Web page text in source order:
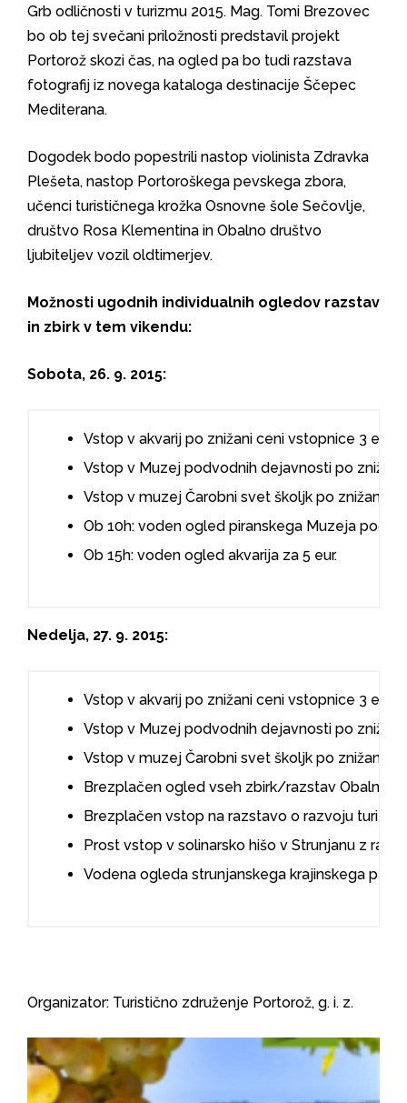
Grb odličnosti v turizmu 2015. Mag. Tomi Brezovec
bo ob tej svečani priložnosti predstavil projekt
Portorož skozi čas, na ogled pa bo tudi razstava
fotografij iz novega kataloga destinacije Ščepec
Mediterana.
Dogodek bodo popestrili nastop violinista Zdravka
Plešeta, nastop Portoroškega pevskega zbora,
učenci turističnega krožka Osnovne šole Sečovlje,
društvo Rosa Klementina in Obalno društvo
ljubiteljev vozil oldtimerjev.
Možnosti ugodnih individualnih ogledov razstav
in zbirk v tem vikendu:
Sobota, 26. 9. 2015:
Vstop v akvarij po znižani ceni vstopnice 3 eur.
Vstop v Muzej podvodnih dejavnosti po znižani
Vstop v muzej Čarobni svet školjk po znižani
Ob 10h: voden ogled piranskega Muzeja
Ob 15h: voden ogled akvarija za 5 eur.
Nedelja, 27. 9. 2015:
Vstop v akvarij po znižani ceni vstopnice 3 eur.
Vstop v Muzej podvodnih dejavnosti po
Vstop v muzej Čarobni svet školjk po znižani
Brezplačen ogled vseh zbirk/razstav Obalnih
Brezplačen vstop na razstavo o razvoju
Prost vstop v solinarsko hišo v Strunjanu z
Vodena ogleda strunjanskega krajinskega
Organizator: Turistično združenje Portorož, g. i. z.